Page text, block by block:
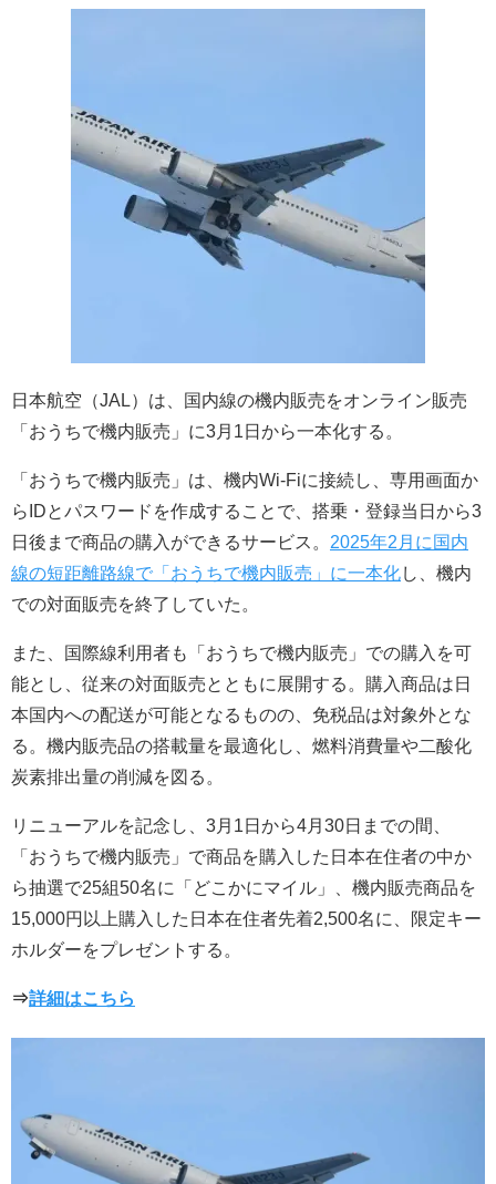
日本航空（JAL）は、国内線の機内販売をオンライン販売
「おうちで機内販売」に3月1日から一本化する。
「おうちで機内販売」は、機内Wi-Fiに接続し、専用画面か
らIDとパスワードを作成することで、搭乗・登録当日から3
日後まで商品の購入ができるサービス。 2025年2月に国内
線の短距離路線で「おうちで機内販売」に一本化し、機内
での対面販売を終了していた。
また、国際線利用者も「おうちで機内販売」での購入を可
能とし、従来の対面販売とともに展開する。購入商品は日
本国内への配送が可能となるものの、免税品は対象外とな
る。機内販売品の搭載量を最適化し、燃料消費量や二酸化
炭素排出量の削減を図る。
リニューアルを記念し、3月1日から4月30日までの間、
「おうちで機内販売」で商品を購入した日本在住者の中か
ら抽選で25組50名に「どこかにマイル」、機内販売商品を
15,000円以上購入した日本在住者先着2,500名に、限定キー
ホルダーをプレゼントする。
⇒詳細はこちら